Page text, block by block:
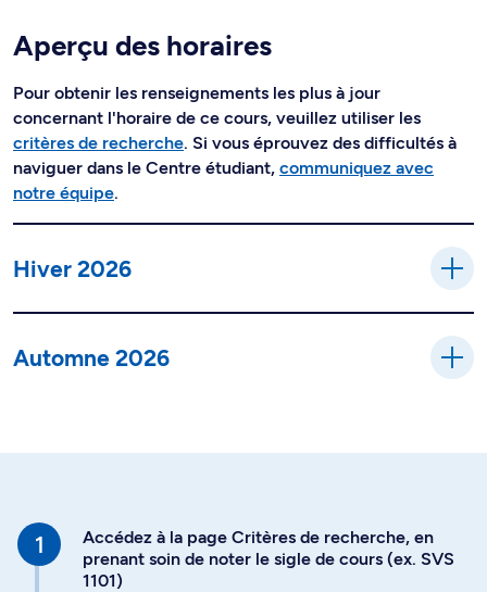
Aperçu des horaires
Pour obtenir les renseignements les plus à jour
concernant l'horaire de ce cours, veuillez utiliser les
critères de recherche. Si vous éprouvez des difficultés à
naviguer dans le Centre étudiant, communiquez avec
notre équipe.
Hiver 2026
Automne 2026
Accédez à la page Critères de recherche, en
prenant soin de noter le sigle de cours (ex. SVS
1101)